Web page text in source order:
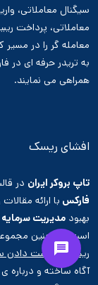
سیگنال معاملاتی،
معاملاتی، پرداخت
معامله گر را در
به تریدر حرفه ای در
همراهی می نمایند.
افشای ریسک
تاپ بروکر ایران در
فارکس با ارائه
بهبود مدیریت سرمایه
است. همچنین مجموعه
ریسک از دست دادن
آگاه ساخته و درباره